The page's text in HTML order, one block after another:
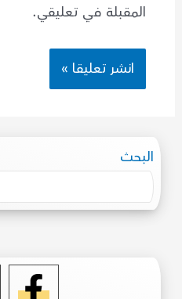
المقبلة في تعليقي.
البحث